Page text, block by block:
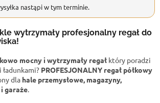
nastąpi w tym terminie.
wytrzymały profesjonalny regał do
mocny i wytrzymały regał który poradzi
PROFESJONALNY regał półkowy
dla hale przemysłowe, magazyny,
garaże